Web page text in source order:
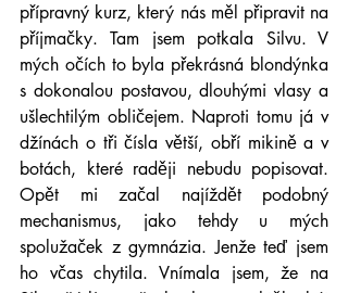
přípravný kurz, který nás měl připravit na
příjmačky. Tam jsem potkala Silvu. V
mých očích to byla překrásná blondýnka
s dokonalou postavou, dlouhými vlasy a
ušlechtilým obličejem. Naproti tomu já v
džínách o tři čísla větší, obří mikině a v
botách, které raději nebudu popisovat.
Opět mi začal najíždět podobný
mechanismus, jako tehdy u mých
spolužaček z gymnázia. Jenže teď jsem
ho včas chytila. Vnímala jsem, že na